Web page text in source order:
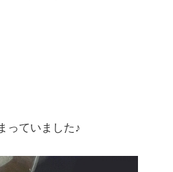
っていました♪